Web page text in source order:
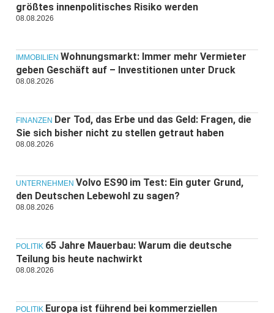
größtes innenpolitisches Risiko werden
08.08.2026
IMMOBILIEN Wohnungsmarkt: Immer mehr Vermieter
geben Geschäft auf – Investitionen unter Druck
08.08.2026
FINANZEN Der Tod, das Erbe und das Geld: Fragen, die
Sie sich bisher nicht zu stellen getraut haben
08.08.2026
UNTERNEHMEN Volvo ES90 im Test: Ein guter Grund,
den Deutschen Lebewohl zu sagen?
08.08.2026
POLITIK 65 Jahre Mauerbau: Warum die deutsche
Teilung bis heute nachwirkt
08.08.2026
POLITIK Europa ist führend bei kommerziellen